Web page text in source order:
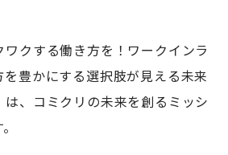
クする働き方を！ワークインラ
豊かにする選択肢が見える未来
、コミクリの未来を創るミッシ